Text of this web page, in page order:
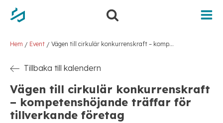
Hem / Event / Vägen till cirkulär konkurrenskraft – kompetenshöjande träffar för tillverkande företag
Tillbaka till kalendern
Vägen till cirkulär konkurrenskraft
– kompetenshöjande träffar för
tillverkande företag